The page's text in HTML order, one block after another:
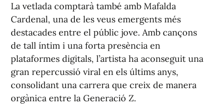
La vetlada comptarà també amb Mafalda
Cardenal, una de les veus emergents més
destacades entre el públic jove. Amb cançons
de tall íntim i una forta presència en
plataformes digitals, l’artista ha aconseguit una
gran repercussió viral en els últims anys,
consolidant una carrera que creix de manera
orgànica entre la Generació Z.